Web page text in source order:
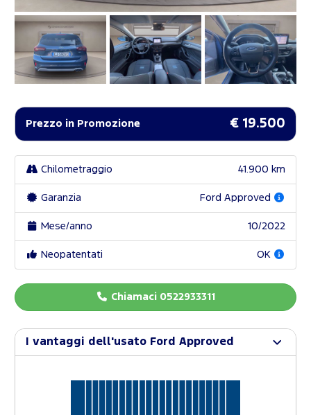
Prezzo in Promozione € 19.500
Chilometraggio 41.900 km
Garanzia Ford Approved
Mese/anno 10/2022
Neopatentati OK
Chiamaci 0522933311
I vantaggi dell'usato Ford Approved